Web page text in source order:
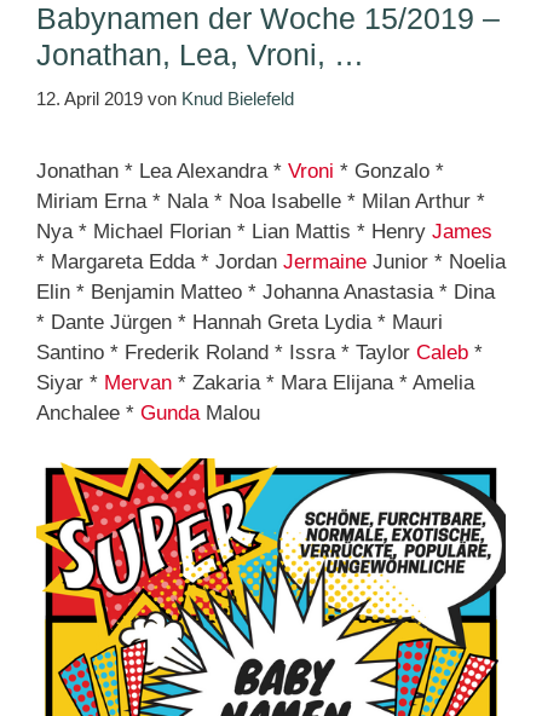
Babynamen der Woche 15/2019 –
Jonathan, Lea, Vroni, …
12. April 2019 von Knud Bielefeld
Jonathan * Lea Alexandra * Vroni * Gonzalo *
Miriam Erna * Nala * Noa Isabelle * Milan Arthur *
Nya * Michael Florian * Lian Mattis * Henry James
* Margareta Edda * Jordan Jermaine Junior * Noelia
Elin * Benjamin Matteo * Johanna Anastasia * Dina
* Dante Jürgen * Hannah Greta Lydia * Mauri
Santino * Frederik Roland * Issra * Taylor Caleb *
Siyar * Mervan * Zakaria * Mara Elijana * Amelia
Anchalee * Gunda Malou